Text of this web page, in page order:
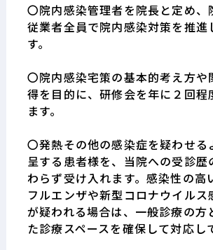
〇院内感染管理者を院長と定め、
従業者全員で院内感染対策を推進
す。
〇院内感染宅策の基本的考え方や
得を目的に、研修会を年に２回程
ます。
〇発熱その他の感染症を疑わせる
呈する患者様を、当院への受診歴
わらず受け入れます。感染性の高
フルエンザや新型コロナウイルス
が疑われる場合は、一般診療の方
た診療スペースを確保して対応し